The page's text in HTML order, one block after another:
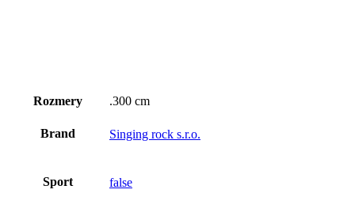
Rozmery .300 cm
Brand Singing rock s.r.o.
Sport false